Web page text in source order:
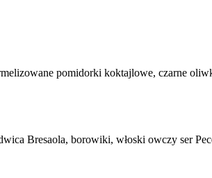
pomidorki koktajlowe, czarne
Bresaola, borowiki, włoski owczy ser